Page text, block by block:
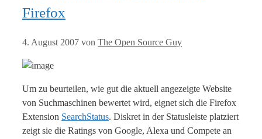
Firefox
4. August 2007 von The Open Source Guy
Um zu beurteilen, wie gut die aktuell angezeigte Website
von Suchmaschinen bewertet wird, eignet sich die Firefox
Extension SearchStatus. Diskret in der Statusleiste platziert
zeigt sie die Ratings von Google, Alexa und Compete an